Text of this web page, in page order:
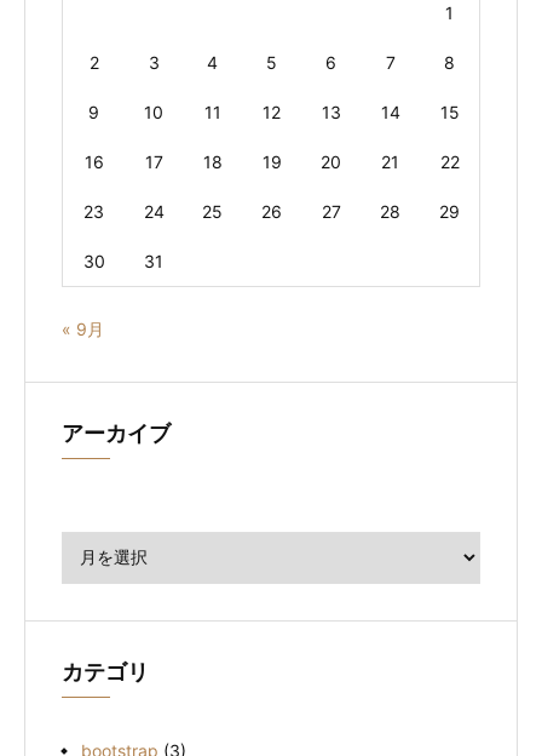
1
2 3 4 5 6 7 8
9 10 11 12 13 14 15
16 17 18 19 20 21 22
23 24 25 26 27 28 29
30 31
« 9月
アーカイブ
カテゴリ
bootstrap (3)